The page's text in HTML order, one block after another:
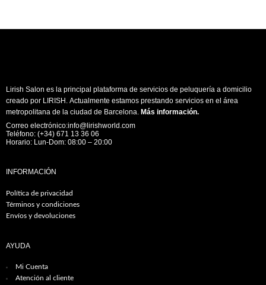
Lirish Salon es la principal plataforma de servicios de peluquería a domicilio
creado por LIRISH. Actualmente estamos prestando servicios en el área
metropolitana de la ciudad de Barcelona. Más información.
Correo electrónico:info@lirishworld.com
Teléfono: (+34) 671 13 36 06
Horario: Lun-Dom: 08:00 – 20:00
INFORMACIÓN
Política de privacidad
Términos y condiciones
Envíos y devoluciones
AYUDA
Mi Cuenta
Atención al cliente